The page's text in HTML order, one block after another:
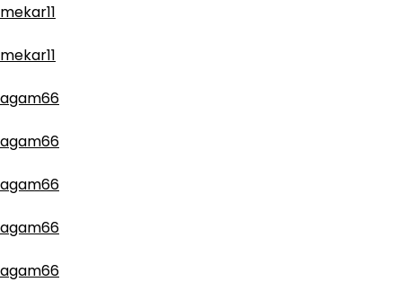
mekar11
mekar11
agam66
agam66
agam66
agam66
agam66